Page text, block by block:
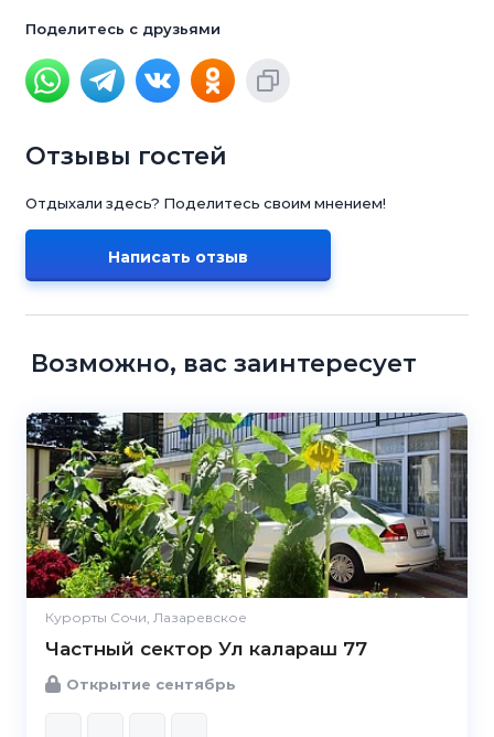
Поделитесь с друзьями
Отзывы гостей
Отдыхали здесь? Поделитесь своим мнением!
Написать отзыв
Возможно, вас заинтересует
Курорты Сочи, Лазаревское
Частный сектор Ул калараш 77
Открытие сентябрь